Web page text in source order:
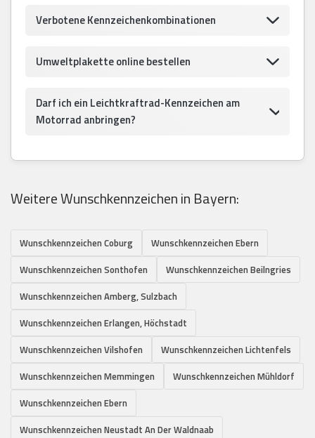
Verbotene Kennzeichenkombinationen
Umweltplakette online bestellen
Darf ich ein Leichtkraftrad-Kennzeichen am
Motorrad anbringen?
Weitere Wunschkennzeichen in Bayern:
Wunschkennzeichen Coburg
Wunschkennzeichen Ebern
Wunschkennzeichen Sonthofen
Wunschkennzeichen Beilngries
Wunschkennzeichen Amberg, Sulzbach
Wunschkennzeichen Erlangen, Höchstadt
Wunschkennzeichen Vilshofen
Wunschkennzeichen Lichtenfels
Wunschkennzeichen Memmingen
Wunschkennzeichen Mühldorf
Wunschkennzeichen Ebern
Wunschkennzeichen Neustadt An Der Waldnaab